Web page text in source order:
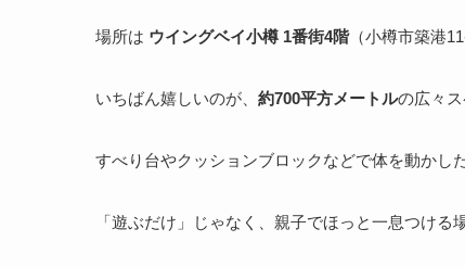
場所は ウイングベイ小樽 1番街4階（小樽市築港11
いちばん嬉しいのが、 約700平方メートルの広々ス
すべり台やクッションブロックなどで体を動かし
「遊ぶだけ」じゃなく、親子でほっと一息つける